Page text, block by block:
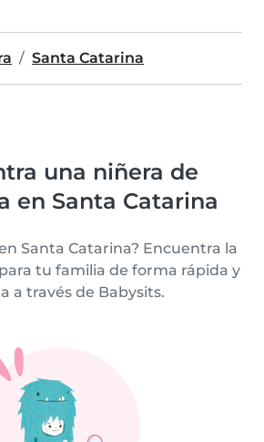
Santa Catarina
una niñera de
en Santa Catarina
Santa Catarina? Encuentra la
tu familia de forma rápida y
a través de Babysits.